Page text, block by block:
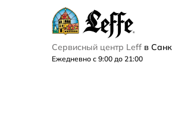
Сервисный центр Leff в
Ежедневно с 9:00 до 21:00